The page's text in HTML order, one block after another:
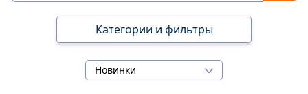
Категории и фильтры
Новинки